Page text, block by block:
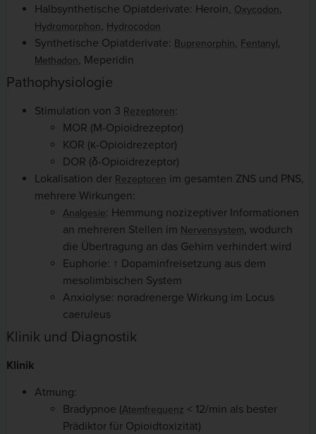
Halbsynthetische Opiatderivate: Heroin, Oxycodon,
Hydromorphon, Hydrocodon
Synthetische Opiatderivate: Buprenorphin, Fentanyl,
Methadon, Meperidin
Pathophysiologie
Stimulation von 3 Rezeptoren:
MOR (M-Opioidrezeptor)
KOR (κ-Opioidrezeptor)
DOR (δ-Opioidrezeptor)
Lokalisation der Rezeptoren im gesamten ZNS und PNS,
mehrere Wirkungen:
Analgesie: Hemmung nozizeptiver Informationen
an mehreren Stellen im Nervensystem, wodurch
die Übertragung an das Gehirn verhindert wird
Euphorie: ↑ Dopaminfreisetzung aus dem
mesolimbischen System
Anxiolyse: noradrenerge Wirkung im Locus
caeruleus
Klinik und Diagnostik
Klinik
Atmung:
Bradypnoe (Atemfrequenz < 12/min als bester
Prädiktor für Opioidtoxizität)